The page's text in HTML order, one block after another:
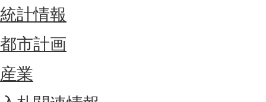
統計情報
都市計画
産業